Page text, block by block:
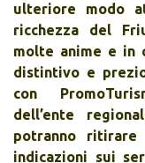
ulteriore modo
ricchezza del
molte anime e in
distintivo e
con
dell’ente
potranno ritirare
indicazioni sui